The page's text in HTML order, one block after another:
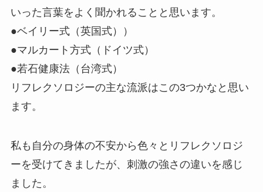
いった言葉をよく聞かれることと思います。
●ベイリー式（英国式））
●マルカート方式（ドイツ式）
●若石健康法（台湾式）
リフレクソロジーの主な流派はこの3つかなと思い
ます。
私も自分の身体の不安から色々とリフレクソロジ
ーを受けてきましたが、刺激の強さの違いを感じ
ました。